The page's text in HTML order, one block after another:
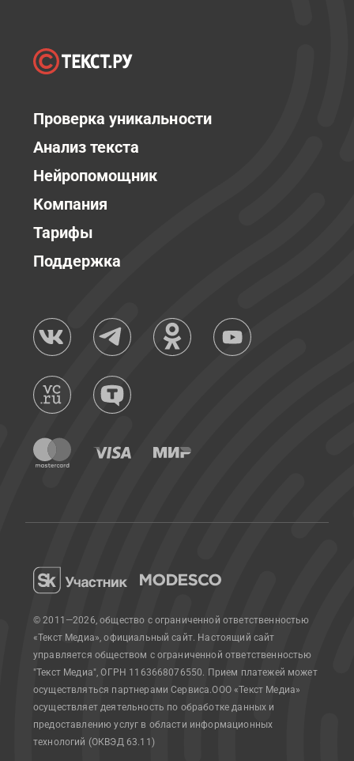
Проверка уникальности
Анализ текста
Нейропомощник
Компания
Тарифы
Поддержка
© 2011—2026, общество с ограниченной ответственностью
«Текст Медиа», официальный сайт. Настоящий сайт
управляется обществом с ограниченной ответственностью
"Текст Медиа", ОГРН 1163668076550. Прием платежей может
осуществляться партнерами Сервиса.ООО «Текст Медиа»
осуществляет деятельность по обработке данных и
предоставлению услуг в области информационных
технологий (ОКВЭД 63.11)